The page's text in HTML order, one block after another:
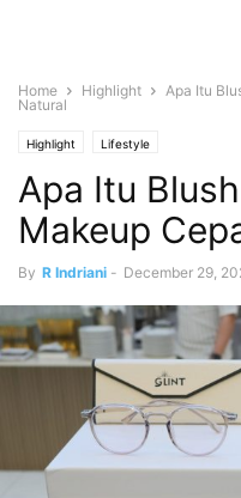
Home Highlight
Apa Itu
Natural
Highlight Lifestyle
Apa Itu
Makeup
By R Indriani - December 29,